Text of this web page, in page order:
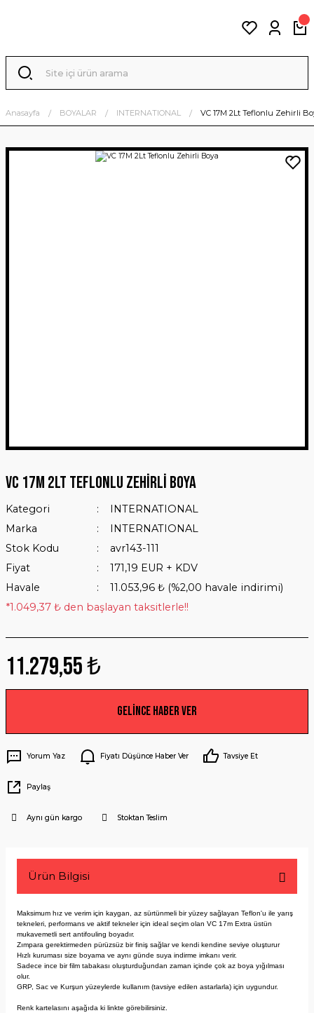
Anasayfa BOYALAR INTERNATIONAL VC 17M 2Lt Teflonlu Zehirli
VC 17M 2Lt Teflonlu Zehirli Boya
Kategori
INTERNATIONAL
Marka
INTERNATIONAL
Stok Kodu
avr143-111
Fiyat
171,19 EUR + KDV
Havale
11.053,96 ₺ (%2,00 havale indirimi)
*1.049,37 ₺ den başlayan taksitlerle!!
11.279,55 ₺
Gelince Haber Ver
Yorum Yaz Fiyatı Düşünce Haber Ver Tavsiye Et
Paylaş
Aynı gün kargo Stoktan Teslim
Ürün Bilgisi
Maksimum hız ve verim için kaygan, az sürtünmeli bir yüzey sağlayan Teflon'u ile yarış
tekneleri, performans ve aktif tekneler için ideal seçim olan VC 17m Extra üstün
mukavemetli sert antifouling boyadır.
Zımpara gerektirmeden pürüzsüz bir finiş sağlar ve kendi kendine seviye oluşturur
Hızlı kuruması size boyama ve aynı günde suya indirme imkanı verir.
Sadece ince bir film tabakası oluşturduğundan zaman içinde çok az boya yığılması
olur.
GRP, Sac ve Kurşun yüzeylerde kullanım (tavsiye edilen astarlarla) için uygundur.
Renk kartelasını aşağıda ki linkte görebilirsiniz.